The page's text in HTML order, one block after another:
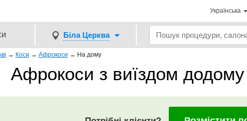
Українська
Біла Церква
→ Коси → Афрокоси → На дому
Афрокоси з виїздом додому